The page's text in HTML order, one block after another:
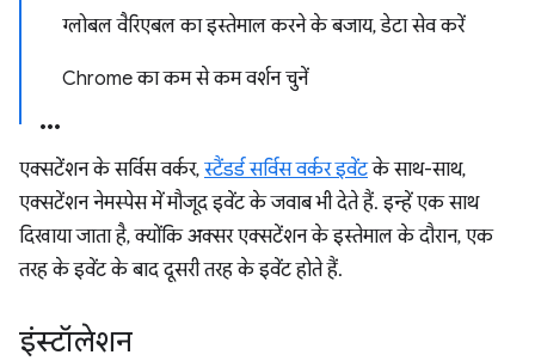
ग्लोबल वैरिएबल का इस्तेमाल करने के बजाय, डेटा सेव करें
Chrome का कम से कम वर्शन चुनें
एक्सटेंशन के सर्विस वर्कर, स्टैंडर्ड सर्विस वर्कर इवेंटके साथ-साथ,
एक्सटेंशन नेमस्पेस में मौजूद इवेंट के जवाब भी देते हैं. इन्हें एक साथ
दिखाया जाता है, क्योंकि अक्सर एक्सटेंशन के इस्तेमाल के दौरान, एक
तरह के इवेंट के बाद दूसरी तरह के इवेंट होते हैं.
इंस्टॉलेशन